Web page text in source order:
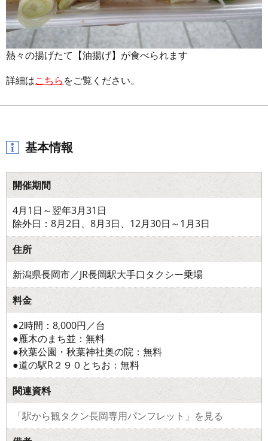
熱々の揚げたて【油揚げ】が食べられます
詳細はこちらをご覧ください。
基本情報
開催期間
4月1日～翌年3月31日
除外日：8月2日、8月3日、12月30日～1月3日
住所
新潟県長岡市／JR長岡駅大手口タクシー乗場
料金
●2時間：8,000円／台
●雁木のまち並：無料
●秋葉公園・秋葉神社奥の院：無料
●道の駅R２９０とちお：無料
関連資料
「駅から観タクン長岡専用パンフレット」を見る